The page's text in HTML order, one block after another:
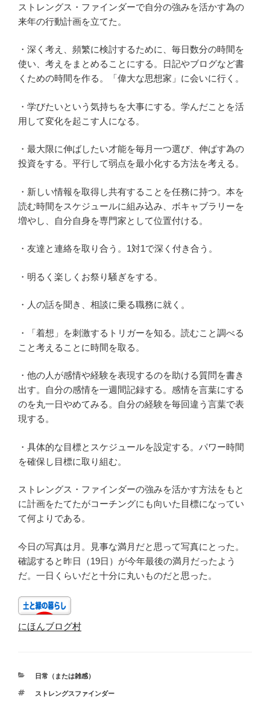
ストレングス・ファインダーで自分の強みを活かす為の
来年の行動計画を立てた。
・深く考え、頻繁に検討するために、毎日数分の時間を
使い、考えをまとめることにする。日記やブログなど書
くための時間を作る。「偉大な思想家」に会いに行く。
・学びたいという気持ちを大事にする。学んだことを活
用して変化を起こす人になる。
・最大限に伸ばしたい才能を毎月一つ選び、伸ばす為の
投資をする。平行して弱点を最小化する方法を考える。
・新しい情報を取得し共有することを任務に持つ。本を
読む時間をスケジュールに組み込み、ボキャブラリーを
増やし、自分自身を専門家として位置付ける。
・友達と連絡を取り合う。1対1で深く付き合う。
・明るく楽しくお祭り騒ぎをする。
・人の話を聞き、相談に乗る職務に就く。
・「着想」を刺激するトリガーを知る。読むこと調べる
こと考えることに時間を取る。
・他の人が感情や経験を表現するのを助ける質問を書き
出す。自分の感情を一週間記録する。感情を言葉にする
のを丸一日やめてみる。自分の経験を毎回違う言葉で表
現する。
・具体的な目標とスケジュールを設定する。パワー時間
を確保し目標に取り組む。
ストレングス・ファインダーの強みを活かす方法をもと
に計画をたてたがコーチングにも向いた目標になってい
て何よりである。
今日の写真は月。見事な満月だと思って写真にとった。
確認すると昨日（19日）が今年最後の満月だったよう
だ。一日くらいだと十分に丸いものだと思った。
にほんブログ村
カ
ゴ
日常（または雑感）
タ
ストレングスファインダー